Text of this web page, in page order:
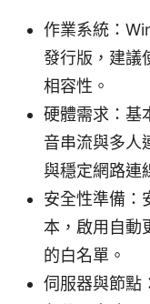
作業系統：
發行版，建議
相容性。
硬體需求：基
音串流與多人
與穩定網路連
安全性準備：
本，啟用自動
的白名單。
伺服器與節點